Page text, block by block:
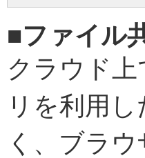
■ファイル
クラウド
リを利用
く、ブラ